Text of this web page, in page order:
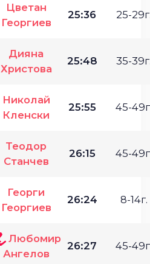
Цветан
Георгиев
25:36 25-
Дияна
Христова
25:48 35-
Николай
Кленски
25:55 45-
Теодор
Станчев
26:15 45-
Георги
Георгиев
26:24 8-14г.
Любомир
Ангелов
26:27 45-